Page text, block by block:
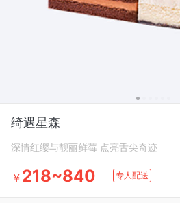
绮遇星森
深情红缨与靓丽鲜莓 点亮舌尖奇迹
￥ 218~840 专人配送